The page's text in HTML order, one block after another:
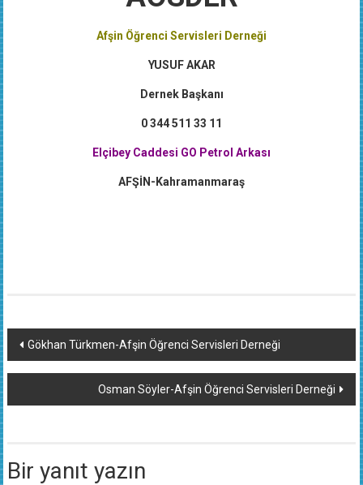
Afşin Öğrenci Servisleri Derneği
YUSUF AKAR
Dernek Başkanı
0 344 511 33 11
Elçibey Caddesi GO Petrol Arkası
AFŞİN-Kahramanmaraş
Yazı
dolaşımı
Gökhan Türkmen-Afşin Öğrenci Servisleri Derneği
Osman Söyler-Afşin Öğrenci Servisleri Derneği
Bir yanıt yazın